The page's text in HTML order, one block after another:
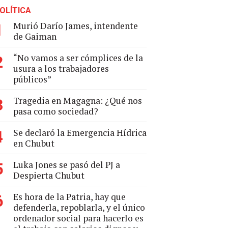
Murió Darío James, intendente
de Gaiman
“No vamos a ser cómplices de la
usura a los trabajadores
públicos”
Tragedia en Magagna: ¿Qué nos
pasa como sociedad?
Se declaró la Emergencia Hídrica
en Chubut
Luka Jones se pasó del PJ a
Despierta Chubut
Es hora de la Patria, hay que
defenderla, repoblarla, y el único
ordenador social para hacerlo es